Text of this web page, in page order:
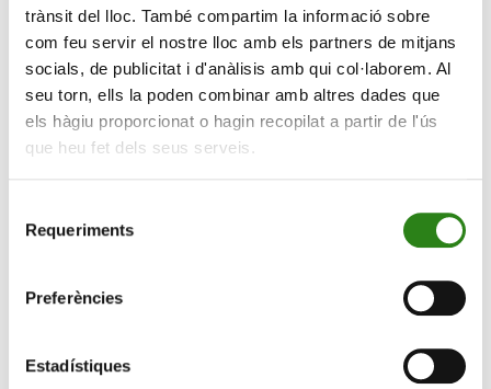
trànsit del lloc. També compartim la informació sobre
com feu servir el nostre lloc amb els partners de mitjans
socials, de publicitat i d'anàlisis amb qui col·laborem. Al
seu torn, ells la poden combinar amb altres dades que
els hàgiu proporcionat o hagin recopilat a partir de l'ús
que heu fet dels seus serveis.
Requeriments
Preferències
Estadístiques
explicar de manera tangible què significa en termes
ambientals.
Progressivament, però, les coses han anat canviant des
d’aleshores. Així, segons el cinquè estudiMarcas con
valores, el 46% dels consumidors a Espanya considera
que ha adaptat els seus hàbits de consum per ser més
– Revisa els
que certifiquin
avala que la fusta procedeix de boscos gestionats de
manera sostenible; o l’EU Ecolabel, que garanteix que el